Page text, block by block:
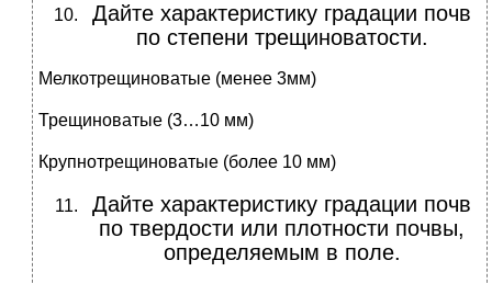
Дайте характеристику градации почв
по степени трещиноватости.
Мелкотрещиноватые (менее 3мм)
Трещиноватые (3…10 мм)
Крупнотрещиноватые (более 10 мм)
Дайте характеристику градации почв
по твердости или плотности почвы,
определяемым в поле.